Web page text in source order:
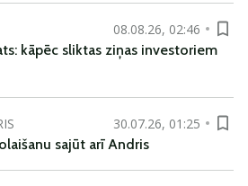
08.08.26, 02:46
kāpēc sliktas ziņas investoriem
30.07.26, 01:25
sajūt arī Andris